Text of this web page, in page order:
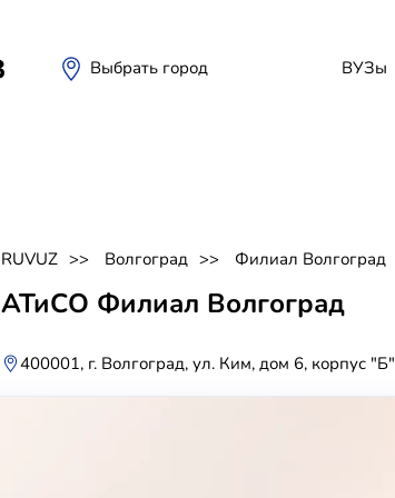
Выбрать город ВУЗы
RUVUZ Волгоград Филиал Волгоград
АТиСО Филиал Волгоград
400001, г. Волгоград, ул. Ким, дом 6, корпус "Б"